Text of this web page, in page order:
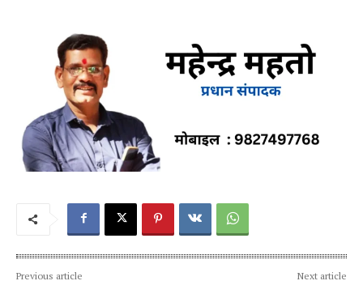
Previous article Next article